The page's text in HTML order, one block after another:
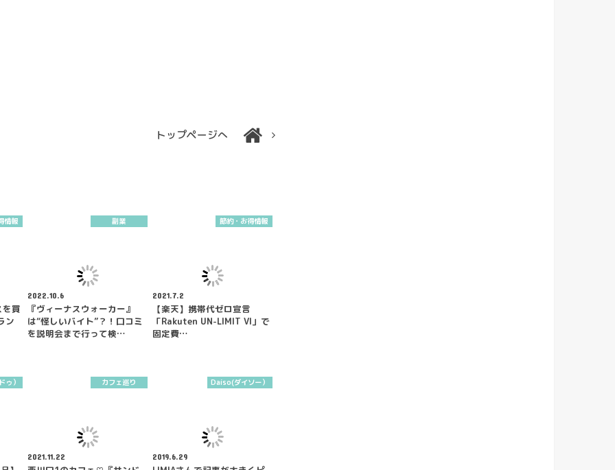
トップページへ
情報
買
ン
副業
2022.10.6
『ヴィーナスウォーカー』
は“怪しいバイト”？！口コミ
を説明会まで行って検…
節約・お得情報
2021.7.2
【楽天】携帯代ゼロ宣言
「Rakuten UN-LIMIT VI」で
固定費…
ゥ） カフェ巡り
2021.11.22
Daiso(ダイソー）
2019.6.29